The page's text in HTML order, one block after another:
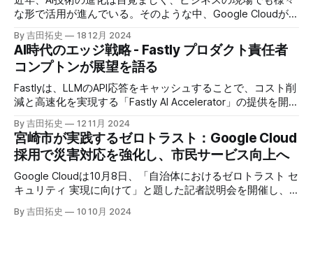
な形で活用が進んでいる。そのような中、Google Cloudが新
たに発表したGoogle Agentspaceは、いま注目を集めるAIエ
ージェントがエンタープライズITを大きく変革する予兆と言
えるだろう。
By 吉田拓史 18 12月 2024
AI時代のエッジ戦略 - Fastly プロダクト責任者
コンプトンが展望を語る
Fastlyは、LLMのAPI応答をキャッシュすることで、コスト削
減と高速化を実現する「Fastly AI Accelerator」の提供を開始
した。キップ・コンプトン最高プロダクト責任者（CPO）
は、類似した質問への応答を再利用し、効率的な処理を可能
にすると説明した。さらに、コンプトンは、エッジコンピュ
ーティングの利点を活かしたパーソナライズや、エッジにお
けるGPUの経済性、セキュリティへの取り組みなど、Fastly
のAI戦略について語った。
By 吉田拓史 12 11月 2024
宮崎市が実践するゼロトラスト：Google Cloud
採用で災害対応を強化し、市民サービス向上へ
Google Cloudは10月8日、「自治体におけるゼロトラスト セ
キュリティ 実現に向けて」と題した記者説明会を開催し、
自治体向けにゼロトラストセキュリティ導入を支援するプロ
グラムを発表した。宮崎市の事例では、Google Workspace
By 吉田拓史 10 10月 2024